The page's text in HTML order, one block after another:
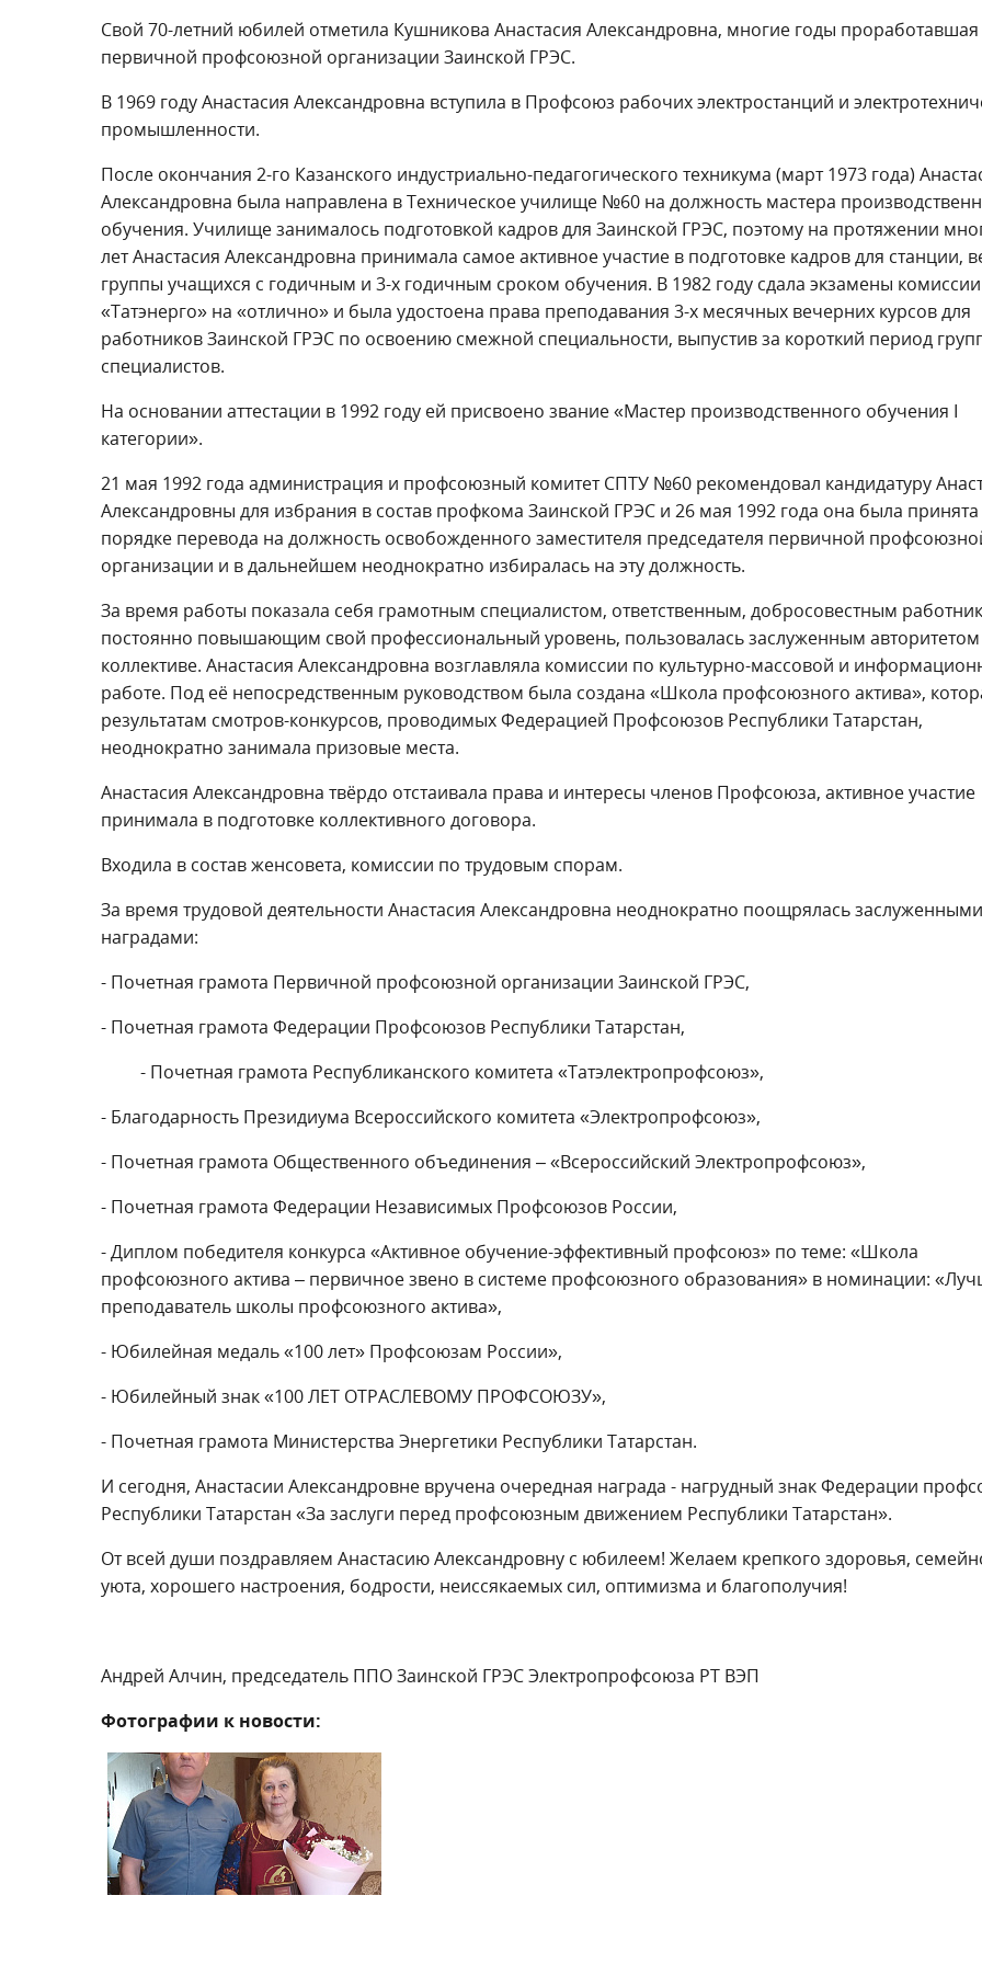
Свой 70-летний юбилей отметила Кушникова Анастасия Александровна, многие годы проработавшая
первичной профсоюзной организации Заинской ГРЭС.
В 1969 году Анастасия Александровна вступила в Профсоюз рабочих электростанций и
промышленности.
После окончания 2-го Казанского индустриально-педагогического техникума (март 1973 года)
Александровна была направлена в Техническое училище №60 на должность мастера
обучения. Училище занималось подготовкой кадров для Заинской ГРЭС, поэтому на протяжении
лет Анастасия Александровна принимала самое активное участие в подготовке кадров для станции,
группы учащихся с годичным и 3-х годичным сроком обучения. В 1982 году сдала экзамены
«Татэнерго» на «отлично» и была удостоена права преподавания 3-х месячных вечерних курсов для
работников Заинской ГРЭС по освоению смежной специальности, выпустив за короткий период
специалистов.
На основании аттестации в 1992 году ей присвоено звание «Мастер производственного обучения I
категории».
21 мая 1992 года администрация и профсоюзный комитет СПТУ №60 рекомендовал кандидатуру
Александровны для избрания в состав профкома Заинской ГРЭС и 26 мая 1992 года она была принята
порядке перевода на должность освобожденного заместителя председателя первичной
организации и в дальнейшем неоднократно избиралась на эту должность.
За время работы показала себя грамотным специалистом, ответственным, добросовестным
постоянно повышающим свой профессиональный уровень, пользовалась заслуженным
коллективе. Анастасия Александровна возглавляла комиссии по культурно-массовой и
работе. Под её непосредственным руководством была создана «Школа профсоюзного актива»,
результатам смотров-конкурсов, проводимых Федерацией Профсоюзов Республики Татарстан,
неоднократно занимала призовые места.
Анастасия Александровна твёрдо отстаивала права и интересы членов Профсоюза, активное участие
принимала в подготовке коллективного договора.
Входила в состав женсовета, комиссии по трудовым спорам.
За время трудовой деятельности Анастасия Александровна неоднократно поощрялась заслуженными
наградами:
- Почетная грамота Первичной профсоюзной организации Заинской ГРЭС,
- Почетная грамота Федерации Профсоюзов Республики Татарстан,
- Почетная грамота Республиканского комитета «Татэлектропрофсоюз»,
- Благодарность Президиума Всероссийского комитета «Электропрофсоюз»,
- Почетная грамота Общественного объединения – «Всероссийский Электропрофсоюз»,
- Почетная грамота Федерации Независимых Профсоюзов России,
- Диплом победителя конкурса «Активное обучение-эффективный профсоюз» по теме: «Школа
профсоюзного актива – первичное звено в системе профсоюзного образования» в номинации:
преподаватель школы профсоюзного актива»,
- Юбилейная медаль «100 лет» Профсоюзам России»,
- Юбилейный знак «100 ЛЕТ ОТРАСЛЕВОМУ ПРОФСОЮЗУ»,
- Почетная грамота Министерства Энергетики Республики Татарстан.
И сегодня, Анастасии Александровне вручена очередная награда - нагрудный знак Федерации
Республики Татарстан «За заслуги перед профсоюзным движением Республики Татарстан».
От всей души поздравляем Анастасию Александровну с юбилеем! Желаем крепкого здоровья,
уюта, хорошего настроения, бодрости, неиссякаемых сил, оптимизма и благополучия!
Андрей Алчин, председатель ППО Заинской ГРЭС Электропрофсоюза РТ ВЭП
Фотографии к новости: